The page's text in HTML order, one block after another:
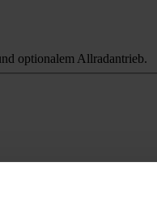
optionalem Allradantrieb.
Reichweitenangst.